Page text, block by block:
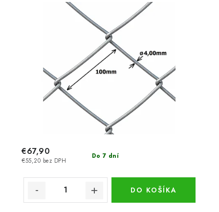
Do 7 dní
€55,20 bez DPH
€67,90
DO KOŠÍKA